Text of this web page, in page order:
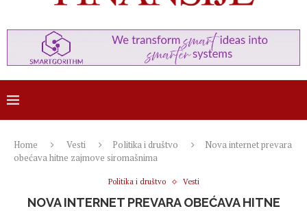
Home Vesti Politika i društvo
Nova internet prevara
obećava hitne zajmove siromašnima
Politika i društvo Vesti
NOVA INTERNET PREVARA OBEĆAVA HITNE